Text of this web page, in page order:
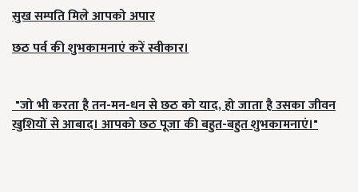
सुख सम्पति मिले आपको अपार
छठ पर्व की शुभकामनाएं करें स्वीकार।
"जो भी करता है तन-मन-धन से छठ को याद, हो जाता है उसका जीवन
खुशियों से आबाद। आपको छठ पूजा की बहुत-बहुत शुभकामनाएं।"